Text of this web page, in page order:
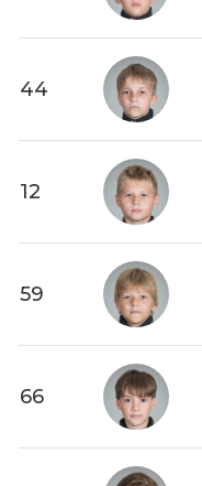
44
12
59
66